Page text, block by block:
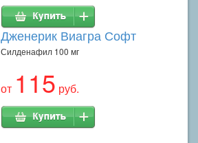
Дженерик Виагра Софт
Силденафил 100 мг
от 115 руб.